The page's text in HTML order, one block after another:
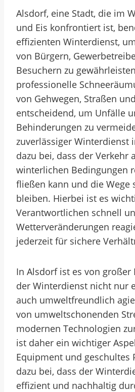
Alsdorf, eine Stadt, die im
und Eis konfrontiert ist,
effizienten Winterdienst,
von Bürgern,
Besuchern zu
professionelle
von Gehwegen, Straßen
entscheidend, um Unfälle
Behinderungen zu
zuverlässiger Winterdienst
dazu bei, dass der Verkehr
winterlichen Bedingungen
fließen kann und die Wege
bleiben. Hierbei ist es
Verantwortlichen schnell
Wetterveränderungen
jederzeit für sichere
In Alsdorf ist es von großer
der Winterdienst nicht nur
auch umweltfreundlich
von umweltschonenden
modernen Technologien
ist daher ein wichtiger
Equipment und geschultes
dazu bei, dass der
effizient und nachhaltig